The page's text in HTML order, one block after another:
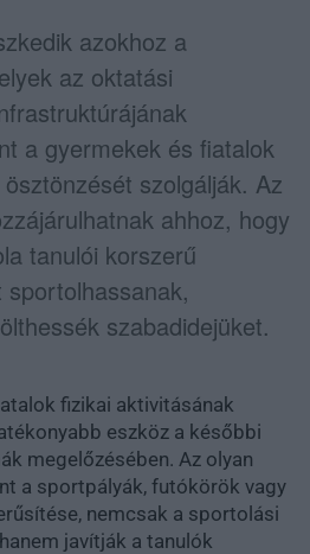
azokhoz a
az oktatási
a gyermekek és fiatalok
szolgálják. Az
ahhoz, hogy
tanulói korszerű
szabadidejüket.
fizikai aktivitásának
eszköz a későbbi
megelőzésében. Az olyan
a sportpályák, futókörök vagy
nemcsak a sportolási
javítják a tanulók